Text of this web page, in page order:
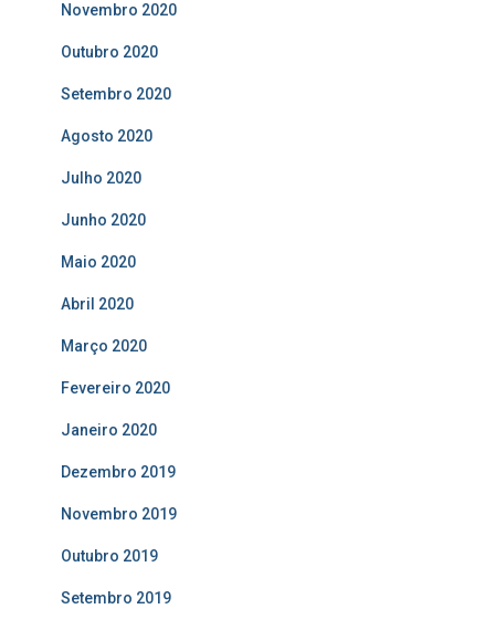
Novembro 2020
Outubro 2020
Setembro 2020
Agosto 2020
Julho 2020
Junho 2020
Maio 2020
Abril 2020
Março 2020
Fevereiro 2020
Janeiro 2020
Dezembro 2019
Novembro 2019
Outubro 2019
Setembro 2019